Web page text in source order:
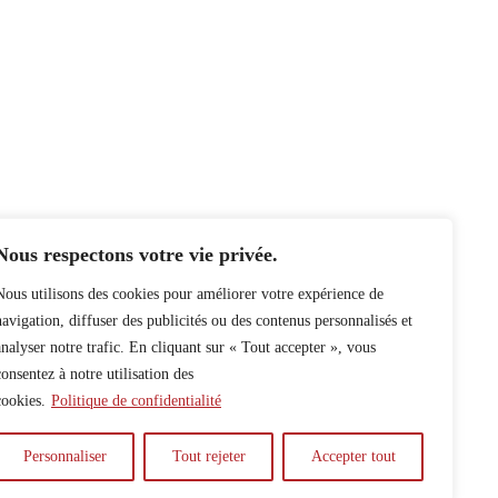
respectons votre vie privée.
utilisons des cookies pour améliorer votre expérience de
diffuser des publicités ou des contenus personnalisés et
notre trafic. En cliquant sur « Tout accepter », vous
à notre utilisation des
Politique de confidentialité
Personnaliser Tout rejeter Accepter tout